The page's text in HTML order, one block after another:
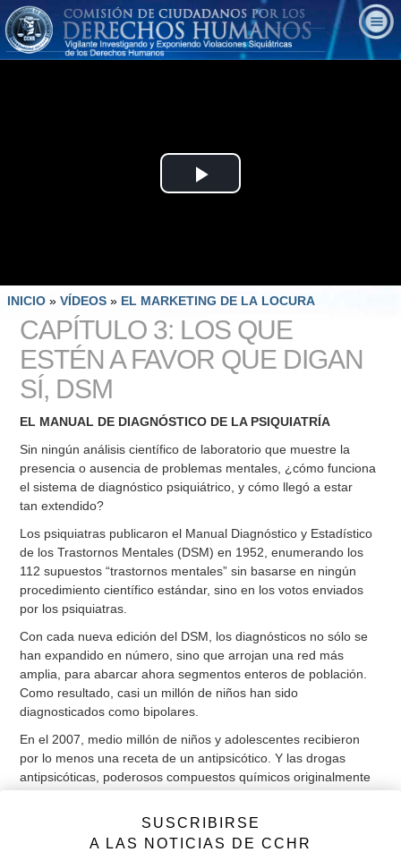
Play
INICIO » VÍDEOS » EL MARKETING DE LA LOCURA
CAPÍTULO 3: LOS QUE
ESTÉN A FAVOR QUE DIGAN
SÍ, DSM
EL MANUAL DE DIAGNÓSTICO DE LA PSIQUIATRÍA
Sin ningún análisis científico de laboratorio que muestre la
presencia o ausencia de problemas mentales, ¿cómo funciona
el sistema de diagnóstico psiquiátrico, y cómo llegó a estar
tan extendido?
Los psiquiatras publicaron el Manual Diagnóstico y Estadístico
de los Trastornos Mentales (DSM) en 1952, enumerando los
112 supuestos “trastornos mentales” sin basarse en ningún
procedimiento científico estándar, sino en los votos enviados
por los psiquiatras.
Con cada nueva edición del DSM, los diagnósticos no sólo se
han expandido en número, sino que arrojan una red más
amplia, para abarcar ahora segmentos enteros de población.
Como resultado, casi un millón de niños han sido
diagnosticados como bipolares.
En el 2007, medio millón de niños y adolescentes recibieron
por lo menos una receta de un antipsicótico. Y las drogas
antipsicóticas, poderosos compuestos químicos originalmente
mentalmente, son ahora una industria de 22,8 mil millones
SUSCRIBIRSE
A LAS NOTICIAS DE CCHR